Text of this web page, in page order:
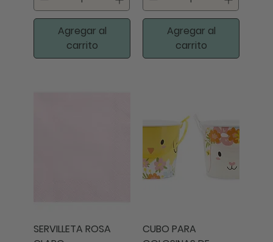
Agregar al
carrito
Agregar al
carrito
SERVILLETA ROSA
CUBO PARA